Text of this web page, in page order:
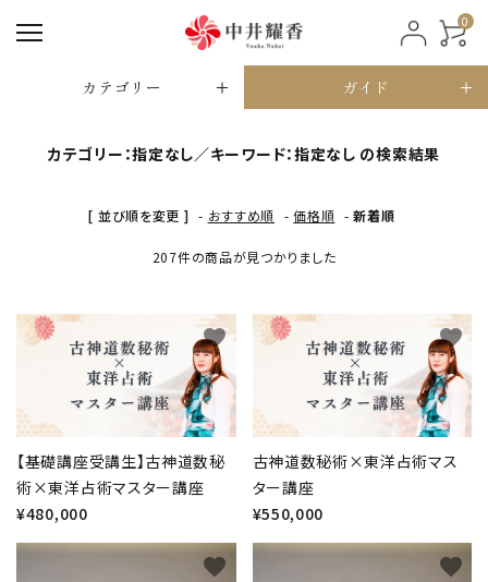
0
カテゴリー ガイド
カテゴリー：指定なし／キーワード：指定なし の検索結果
[ 並び順を変更 ] - おすすめ順 -価格順 -新着順
207件の商品が見つかりました
【基礎講座受講生】古神道数秘
術×東洋占術マスター講座
¥480,000
favorite
古神道数秘術×東洋占術マス
ター講座
¥550,000
favorite
favorite favorite